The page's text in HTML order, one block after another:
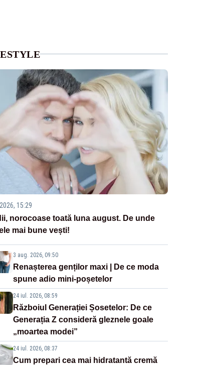
15:29
norocoase toată luna august. De unde
mai bune vești!
3 aug. 2026, 09:50
Renașterea genților maxi | De ce moda
spune adio mini-poșetelor
24 iul. 2026, 08:59
Războiul Generației Șosetelor: De ce
Generația Z consideră gleznele goale
„moartea modei”
24 iul. 2026, 08:37
Cum prepari cea mai hidratantă cremă